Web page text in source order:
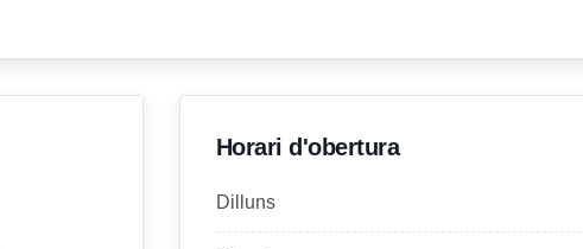
Horari d'obertura
Dilluns